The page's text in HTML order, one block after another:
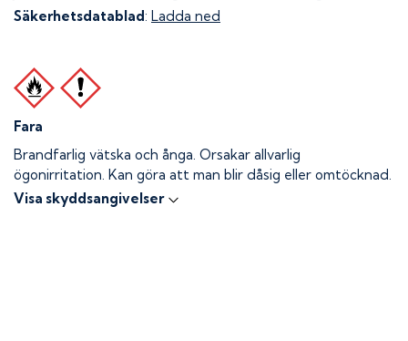
Säkerhetsdatablad: Ladda ned
Fara
Brandfarlig vätska och ånga. Orsakar allvarlig
ögonirritation. Kan göra att man blir dåsig eller omtöcknad.
Visa skyddsangivelser